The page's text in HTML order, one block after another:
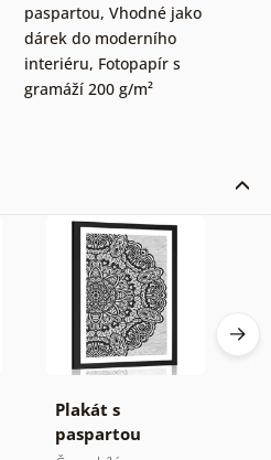
paspartou, Vhodné jako
dárek do moderního
interiéru, Fotopapír s
gramáží 200 g/m²
Plakát s
paspartou